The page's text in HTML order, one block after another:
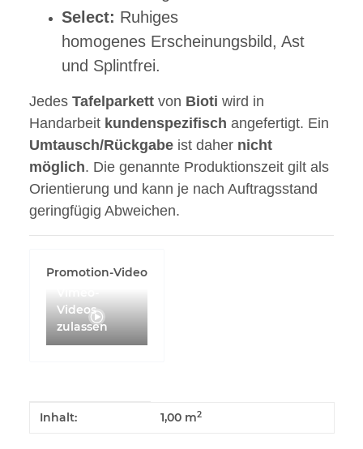
Select: Ruhiges
homogenes Erscheinungsbild, Ast
und Splintfrei.
Jedes Tafelparkett von Bioti wird in
Handarbeit kundenspezifisch angefertigt. Ein
Umtausch/Rückgabe ist daher nicht
möglich. Die genannte Produktionszeit gilt als
Orientierung und kann je nach Auftragsstand
geringfügig Abweichen.
Promotion-Video
Videos
zulassen
Produkteigenschaft
Wert
Inhalt: 1,00 m2